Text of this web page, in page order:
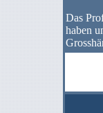
Das
haben